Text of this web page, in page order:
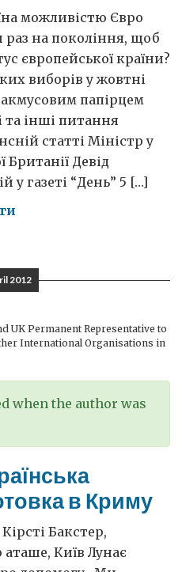
можливістю Євро
раз на покоління, щоб
європейської країни?
виборів у жовтні
папірцем
та інші питання
статті Міністр у
Британії Девід
у газеті “День” 5 […]
2012
UK Permanent Representative to
International Organisations in
when the author was
в Криму
Бакстер,
Київ Лунає